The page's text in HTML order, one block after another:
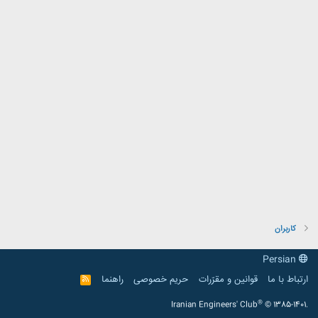
کاربران
ارتباط با ما
قوانین و مقرّرات حریم خصوصی راهنما
R
S
Iranian Engineers' Club® © 1385-1401.